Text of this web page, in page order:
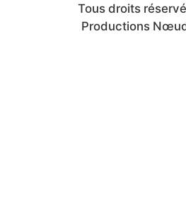
Tous droits
Productions